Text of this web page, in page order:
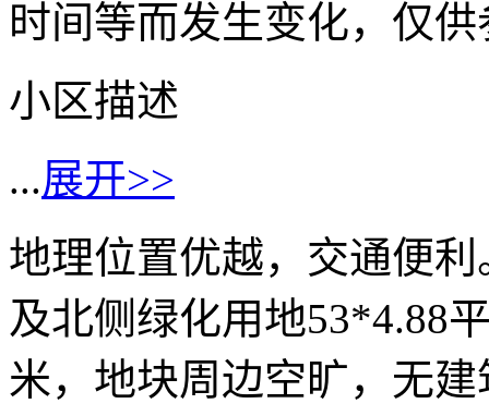
时间等而发生变化，仅
小区描述
...展开>>
地理位置优越，交通便
及北侧绿化用地53*4.88
米，地块周边空旷，无